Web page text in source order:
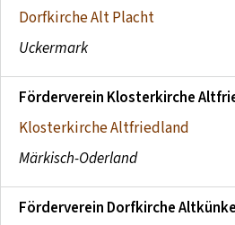
Dorfkirche Alt Placht
Uckermark
Förderverein Klosterkirche
Klosterkirche Altfriedland
Märkisch-Oderland
Förderverein Dorfkirche